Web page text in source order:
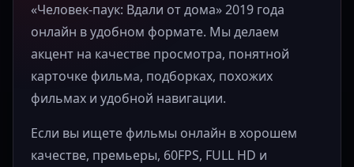
«Человек-паук: Вдали от дома» 2019 года
онлайн в удобном формате. Мы делаем
акцент на качестве просмотра, понятной
карточке фильма, подборках, похожих
фильмах и удобной навигации.
Если вы ищете фильмы онлайн в хорошем
качестве, премьеры, 60FPS, FULL HD и